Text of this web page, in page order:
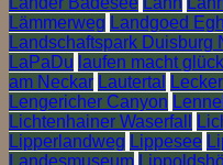
Lämmerweg Landgoed
Landschaftspark Duisburg
LaPaDu laufen macht
am Neckar Lautertal
Lengericher Canyon
Lichtenhainer Waserfall
Lipperlandweg Lippesee
Landesmuseum